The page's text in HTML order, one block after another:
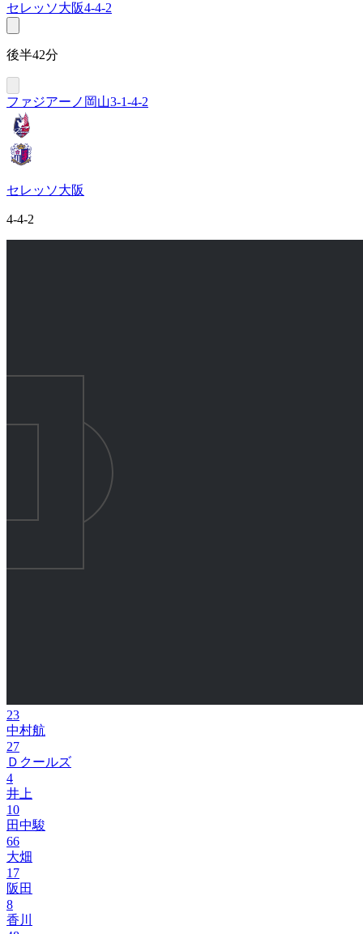
セレッソ大阪4-4-2
後半42分
ファジアーノ岡山3-1-4-2
セレッソ大阪
4-4-2
23
中村航
27
Ｄクールズ
4
井上
10
田中駿
66
大畑
17
阪田
8
香川